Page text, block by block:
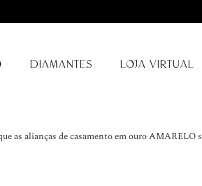
DIAMANTES LOJA VIRTUAL
as alianças de casamento em ouro AMARELO